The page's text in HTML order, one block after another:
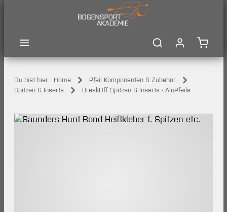
Du bist hier: Home
Pfeil Komponenten & Zubehör
Spitzen & Inserts
BreakOff Spitzen & Inserts - AluPfeile
Bildergalerie überspringen